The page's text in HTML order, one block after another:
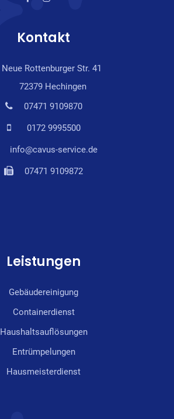
Kontakt
Neue Rottenburger Str. 41
72379 Hechingen
07471 9109870
0172 9995500
info@cavus-service.de
07471 9109872
Leistungen
Gebäudereinigung
Containerdienst
Haushaltsauflösungen
Entrümpelungen
Hausmeisterdienst